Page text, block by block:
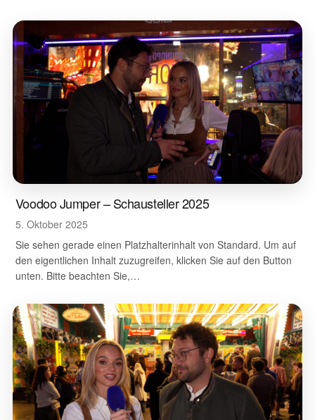
Voodoo Jumper – Schausteller 2025
5. Oktober 2025
Sie sehen gerade einen Platzhalterinhalt von Standard. Um auf
den eigentlichen Inhalt zuzugreifen, klicken Sie auf den Button
unten. Bitte beachten Sie,…